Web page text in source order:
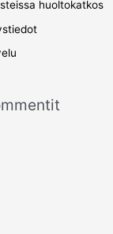
huoltokatkos